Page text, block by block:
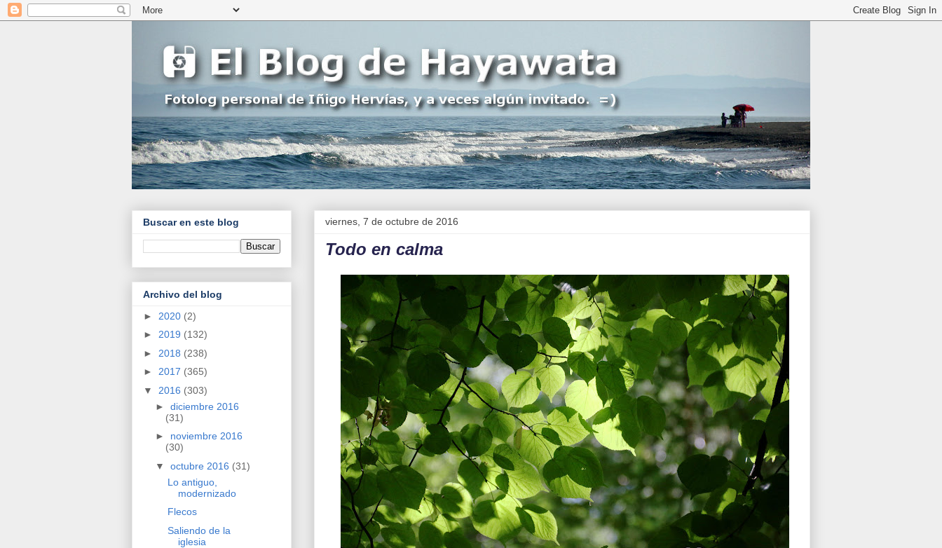
viernes, 7 de octubre de 2016
Todo en calma
Buscar en este blog
Archivo del blog
► 2020 (2)
► 2019 (132)
► 2018 (238)
► 2017 (365)
▼ 2016 (303)
► diciembre 2016
(31)
► noviembre 2016
(30)
▼ octubre 2016 (31)
Lo antiguo,
modernizado
Flecos
Saliendo de la
iglesia